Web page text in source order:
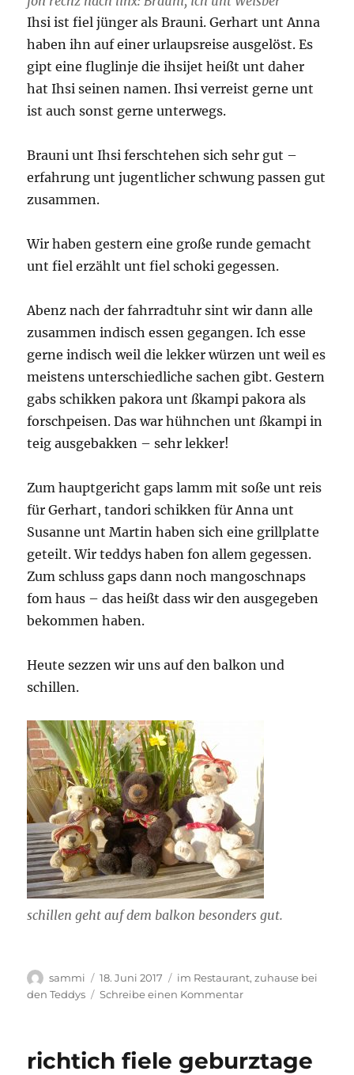
Ihsi ist fiel jünger als Brauni. Gerhart unt Anna
haben ihn auf einer urlaupsreise ausgelöst. Es
gipt eine fluglinje die ihsijet heißt unt daher
hat Ihsi seinen namen. Ihsi verreist gerne unt
ist auch sonst gerne unterwegs.
Brauni unt Ihsi ferschtehen sich sehr gut –
erfahrung unt jugentlicher schwung passen gut
zusammen.
Wir haben gestern eine große runde gemacht
unt fiel erzählt unt fiel schoki gegessen.
Abenz nach der fahrradtuhr sint wir dann alle
zusammen indisch essen gegangen. Ich esse
gerne indisch weil die lekker würzen unt weil es
meistens unterschiedliche sachen gibt. Gestern
gabs schikken pakora unt ßkampi pakora als
forschpeisen. Das war hühnchen unt ßkampi in
teig ausgebakken – sehr lekker!
Zum hauptgericht gaps lamm mit soße unt reis
für Gerhart, tandori schikken für Anna unt
Susanne unt Martin haben sich eine grillplatte
geteilt. Wir teddys haben fon allem gegessen.
Zum schluss gaps dann noch mangoschnaps
fom haus – das heißt dass wir den ausgegeben
bekommen haben.
Heute sezzen wir uns auf den balkon und
schillen.
schillen geht auf dem balkon besonders gut.
Autor
sammi
Veröffentlicht
am
18. Juni 2017 Kategorien
im Restaurant,zuhause bei
den Teddys
Schreibe einen Kommentarzu
richtich fiele geburztage